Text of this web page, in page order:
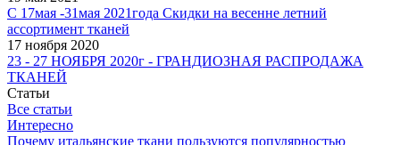
С 17мая -31мая 2021года Скидки на весенне летний
ассортимент тканей
17 ноября 2020
23 - 27 НОЯБРЯ 2020г - ГРАНДИОЗНАЯ РАСПРОДАЖА
ТКАНЕЙ
Статьи
Все статьи
Интересно
Почему итальянские ткани пользуются популярностью